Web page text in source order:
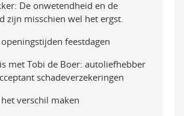
De onwetendheid en de
zijn misschien wel het ergst.
feestdagen
met Tobi de Boer: autoliefhebber
schadeverzekeringen
verschil maken